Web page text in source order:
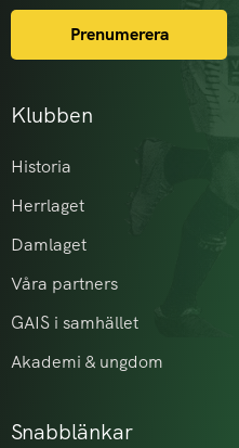
Klubben
Historia
Herrlaget
Damlaget
Våra partners
GAIS i samhället
Akademi & ungdom
Snabblänkar
Prenumerera